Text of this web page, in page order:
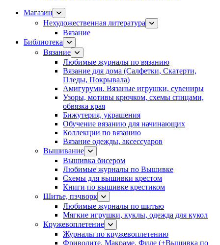
Магазин
Нехудожественная литература
Вязание
Библиотека
Вязание
Любимые журналы по вязанию
Вязание для дома (Салфетки, Скатерти,
Пледы, Покрывала)
Амигуруми. Вязаные игрушки, сувениры
Узоры, мотивы крючком, схемы спицами,
обвязка края
Бижутерия, украшения
Обучение вязанию для начинающих
Коллекции по вязанию
Вязание одежды, аксессуаров
Вышивание
Вышивка бисером
Любимые журналы по Вышивке
Схемы для вышивки крестом
Книги по вышивке крестиком
Шитье, пэчворк
Любимые журналы по шитью
Мягкие игрушки, куклы, одежда для кукол
Кружевоплетение
Журналы по кружевоплетению
Фриволите, Макраме, Филе (+Вышивка по